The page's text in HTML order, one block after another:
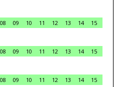
08 09 10 11 12 13 14
15
08 09 10 11 12 13 14
15
08 09 10 11 12 13 14
15